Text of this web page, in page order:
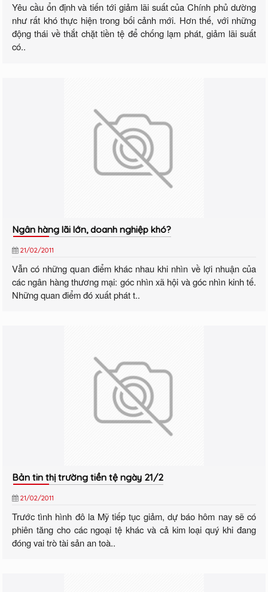
Yêu cầu ổn định và tiến tới giảm lãi suất của Chính phủ dường
như rất khó thực hiện trong bối cảnh mới. Hơn thế, với những
động thái về thắt chặt tiền tệ để chống lạm phát, giảm lãi suất
có..
Ngân hàng lãi lớn, doanh nghiệp khó?
21/02/2011
Vẫn có những quan điểm khác nhau khi nhìn về lợi nhuận của
các ngân hàng thương mại: góc nhìn xã hội và góc nhìn kinh tế.
Những quan điểm đó xuất phát t..
Bản tin thị trường tiền tệ ngày 21/2
21/02/2011
Trước tình hình đô la Mỹ tiếp tục giảm, dự báo hôm nay sẽ có
phiên tăng cho các ngoại tệ khác và cả kim loại quý khi đang
đóng vai trò tài sản an toà..